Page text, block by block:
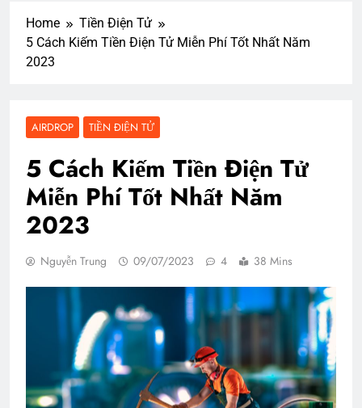
Home
Tiền Điện Tử
5 Cách Kiếm Tiền Điện Tử Miễn Phí Tốt Nhất Năm
2023
AIRDROP TIỀN ĐIỆN TỬ
5 Cách Kiếm Tiền Điện Tử
Miễn Phí Tốt Nhất Năm
2023
Nguyễn Trung 09/07/2023 4 38 Mins